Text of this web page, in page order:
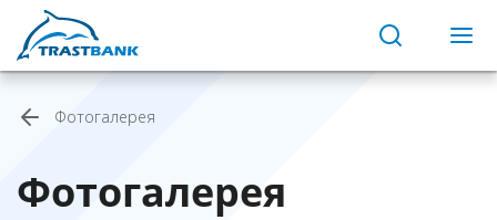
Фотогалерея
Фотогалерея